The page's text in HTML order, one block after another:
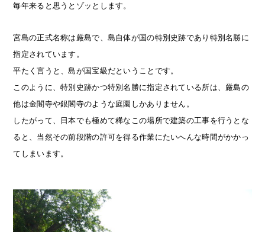
毎年来ると思うとゾッとします。
宮島の正式名称は厳島で、島自体が国の特別史跡であり特別名勝に
指定されています。
平たく言うと、島が国宝級だということです。
このように、特別史跡かつ特別名勝に指定されている所は、厳島の
他は金閣寺や銀閣寺のような庭園しかありません。
したがって、日本でも極めて稀なこの場所で建築の工事を行うとな
ると、当然その前段階の許可を得る作業にたいへんな時間がかかっ
てしまいます。